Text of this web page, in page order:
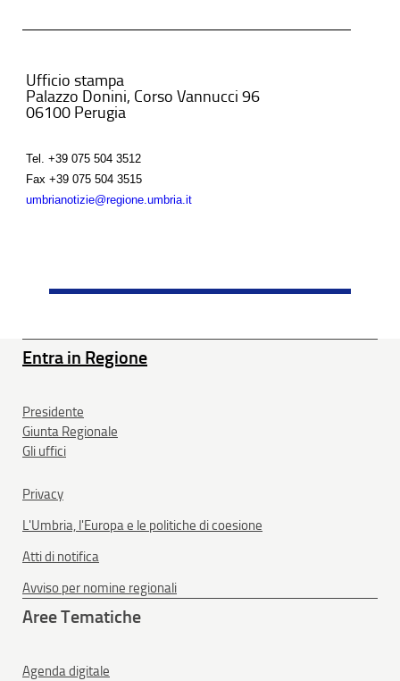
Ufficio stampa
Palazzo Donini, Corso Vannucci 96
06100 Perugia
Tel. +39 075 504 3512
Fax +39 075 504 3515
umbrianotizie@regione.umbria.it
Entra in Regione
Presidente
Giunta Regionale
Gli uffici
Privacy
L'Umbria, l'Europa e le politiche di coesione
Atti di notifica
Avviso per nomine regionali
Aree Tematiche
Agenda digitale